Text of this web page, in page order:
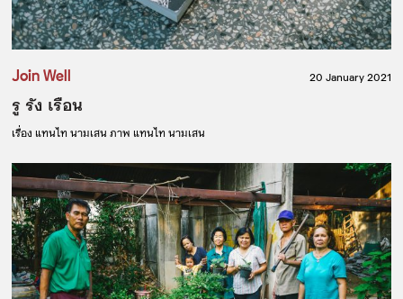
Join Well 20 January 2021
รู รัง เรือน
เรื่อง แทนไท นามเสนภาพ แทนไท นามเสน